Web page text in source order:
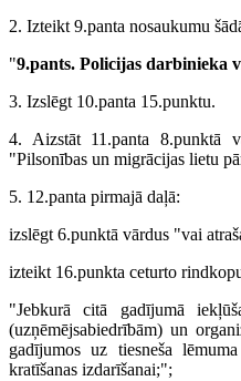
2. Izteikt 9.panta nosaukumu
"9.pants. Policijas darbinieka
3. Izslēgt 10.panta 15.punktu.
4. Aizstāt 11.panta 8.punktā
"Pilsonības un migrācijas lietu
5. 12.panta pirmajā daļā:
izslēgt 6.punktā vārdus "vai
izteikt 16.punkta ceturto
"Jebkurā citā gadījumā
(uzņēmējsabiedrībām) un
gadījumos uz tiesneša
kratīšanas izdarīšanai;";